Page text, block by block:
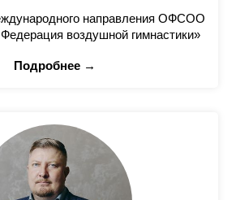
направления ОФСОО
воздушной гимнастики»
Подробнее →